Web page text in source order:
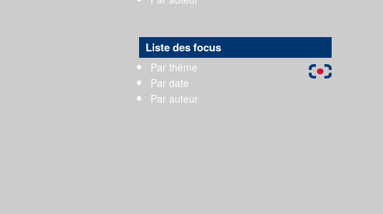
Liste des focus
Par thème
Par date
Par auteur